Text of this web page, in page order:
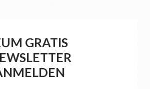
GRATIS